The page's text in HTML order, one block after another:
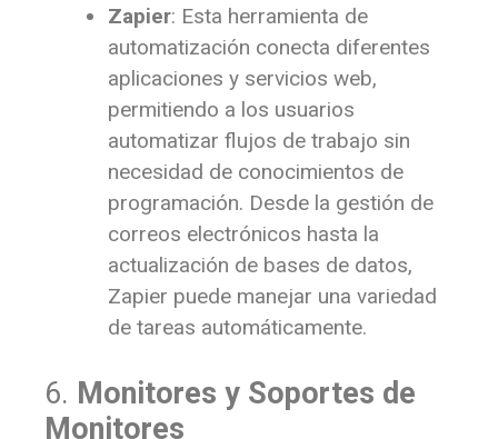
Zapier: Esta herramienta de
automatización conecta diferentes
aplicaciones y servicios web,
permitiendo a los usuarios
automatizar flujos de trabajo sin
necesidad de conocimientos de
programación. Desde la gestión de
correos electrónicos hasta la
actualización de bases de datos,
Zapier puede manejar una variedad
de tareas automáticamente.
6. Monitores y Soportes de
Monitores